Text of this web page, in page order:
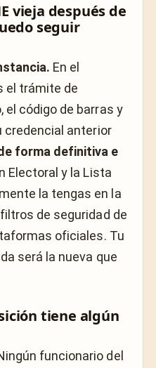
vieja después de
seguir
En el
el trámite de
el código de barras y
credencial anterior
forma definitiva e
Electoral y la Lista
la tengas en la
de seguridad de
oficiales. Tu
será la nueva que
tiene algún
funcionario del